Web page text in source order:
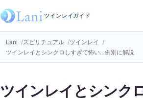
ツインレイガイド
Lani スピリチュアル
ツインレイ
ツインレイとシンクロしすぎて怖い…例別に解説
ツインレイとシンク